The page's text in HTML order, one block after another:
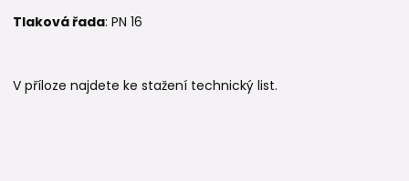
Tlaková řada: PN 16
V příloze najdete ke stažení technický list.